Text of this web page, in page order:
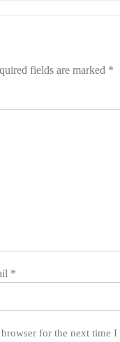
fields are marked *
*
for the next time I